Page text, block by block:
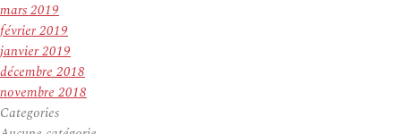
mars 2019
février 2019
janvier 2019
décembre 2018
novembre 2018
Categories